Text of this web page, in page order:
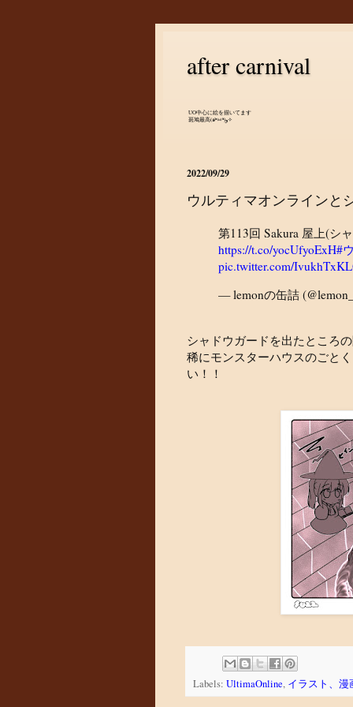
after carnival
UO中心に絵を描いてます
斑鳩最高(๑•̀ㅂ•́)و✧
2022/09/29
ウルティマオンラインと
第113回 Sakura 屋上(シ
https://t.co/yocUfyoExH#
pic.twitter.com/
— lemonの缶詰
シャドウガードを出たところ
稀にモンスターハウスのごと
い！！
Labels: UltimaOnline, イラスト、漫